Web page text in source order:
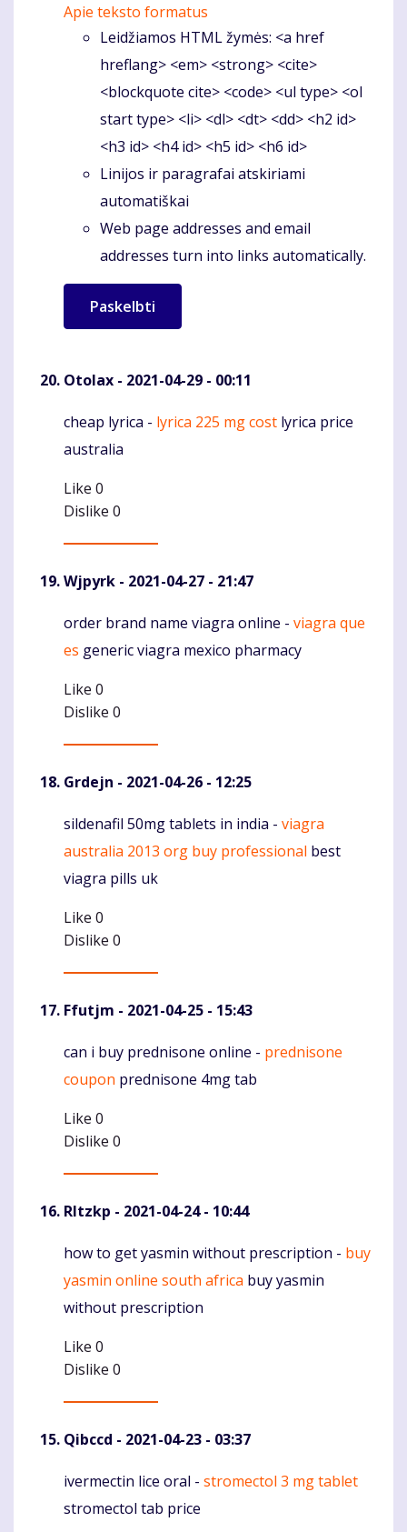
Apie teksto formatus
Leidžiamos HTML žymės: <a href
hreflang> <em> <strong> <cite>
<blockquote cite> <code> <ul type> <ol
start type> <li> <dl> <dt> <dd> <h2 id>
<h3 id> <h4 id> <h5 id> <h6 id>
Linijos ir paragrafai atskiriami
automatiškai
Web page addresses and email
addresses turn into links automatically.
Otolax - 2021-04-29 - 00:11
Komentaras
cheap lyrica - lyrica 225 mg cost lyrica price
australia
Like 0
Dislike 0
Wjpyrk - 2021-04-27 - 21:47
Komentaras
order brand name viagra online - viagra que
es generic viagra mexico pharmacy
Like 0
Dislike 0
Grdejn - 2021-04-26 - 12:25
Komentaras
sildenafil 50mg tablets in india - viagra
australia 2013 org buy professional best
viagra pills uk
Like 0
Dislike 0
Ffutjm - 2021-04-25 - 15:43
Komentaras
can i buy prednisone online - prednisone
coupon prednisone 4mg tab
Like 0
Dislike 0
Rltzkp - 2021-04-24 - 10:44
Komentaras
how to get yasmin without prescription - buy
yasmin online south africa buy yasmin
without prescription
Like 0
Dislike 0
Qibccd - 2021-04-23 - 03:37
Komentaras
ivermectin lice oral - stromectol 3 mg tablet
stromectol tab price